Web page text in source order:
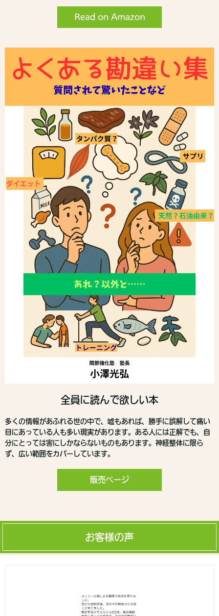
Read on Amazon
全員に読んで欲しい本
多くの情報があふれる世の中で、嘘もあれば、勝手に誤解して痛い
目にあっている人も多い現実があります。ある人には正解でも、自
分にとっては害にしかならないものもあります。神経整体に限ら
ず、広い範囲をカバーしています。
販売ページ
お客様の声